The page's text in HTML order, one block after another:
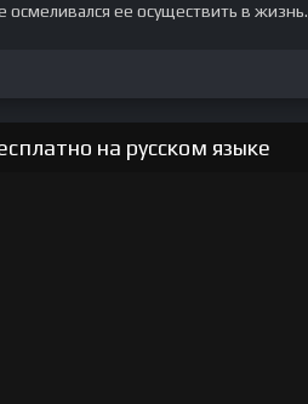
осмеливался ее осуществить в жизнь.
на русском языке